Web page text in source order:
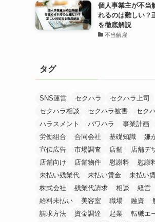
個人事業主が不当
れるのは難しい？
を徹底解説
不当解雇
タグ
SNS運営 セクハラ
セクハラ上司
セクハラ相談
セクハラ被害
セク
ハラスメント
パワハラ 事業計画
労働組合
合同会社 基礎知識
嫌
宣伝広告
市場調査 店舗
店舗デ
店舗向け
店舗物件 慰謝料
慰謝
未払い残業代
未払い賃金
未払い
株式会社
残業代請求 相談
経営
給料未払い
美容室 職場 融資
請求方法
資金調達 起業
転職エ